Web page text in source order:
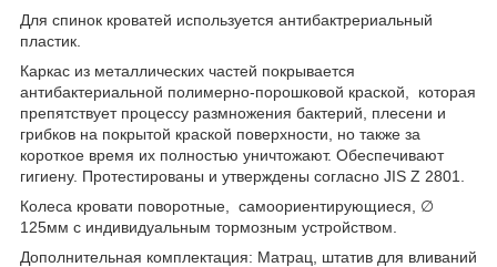
Для спинок кроватей используется антибактрериальный
пластик.
Каркас из металлических частей покрывается
антибактериальной полимерно-порошковой краской, которая
препятствует процессу размножения бактерий, плесени и
грибков на покрытой краской поверхности, но также за
короткое время их полностью уничтожают. Обеспечивают
гигиену. Протестированы и утверждены согласно JIS Z 2801.
Колеса кровати поворотные, самоориентирующиеся, ∅
125мм с индивидуальным тормозным устройством.
Дополнительная комплектация: Матрац, штатив для вливаний